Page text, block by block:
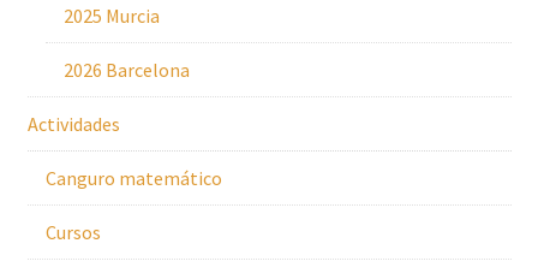
2025 Murcia
2026 Barcelona
Actividades
Canguro matemático
Cursos